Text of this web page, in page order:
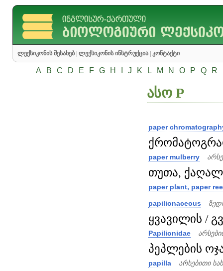
ლექსიკონის შესახებ ლექსიკონის ინსტრუქცია კონტაქტი
A B C D E F G H J K L M N O P Q R
ასო P
paper
paper mulberry
თუთა,
paper plant, paper
papilionaceous
ყვავილის /
Papilionidae
პეპლების
papilla არსებითი